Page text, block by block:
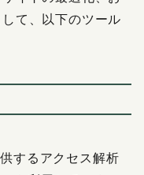
て、以下のツール
するアクセス解析